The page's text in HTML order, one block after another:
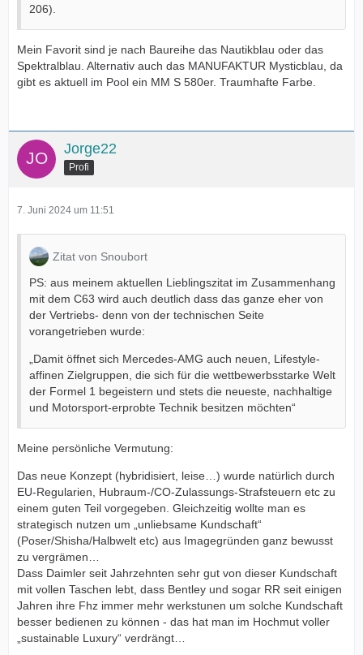
206).
Mein Favorit sind je nach Baureihe das Nautikblau oder das
Spektralblau. Alternativ auch das MANUFAKTUR Mysticblau, da
gibt es aktuell im Pool ein MM S 580er. Traumhafte Farbe.
Jorge22
Profi
7. Juni 2024 um 11:51
Zitat von Snoubort
PS: aus meinem aktuellen Lieblingszitat im Zusammenhang
mit dem C63 wird auch deutlich dass das ganze eher von
der Vertriebs- denn von der technischen Seite
vorangetrieben wurde:
„Damit öffnet sich Mercedes-AMG auch neuen, Lifestyle-
affinen Zielgruppen, die sich für die wettbewerbsstarke Welt
der Formel 1 begeistern und stets die neueste, nachhaltige
und Motorsport-erprobte Technik besitzen möchten“
Meine persönliche Vermutung:
Das neue Konzept (hybridisiert, leise…) wurde natürlich durch
EU-Regularien, Hubraum-/CO-Zulassungs-Strafsteuern etc zu
einem guten Teil vorgegeben. Gleichzeitig wollte man es
strategisch nutzen um „unliebsame Kundschaft“
(Poser/Shisha/Halbwelt etc) aus Imagegründen ganz bewusst
zu vergrämen…
Dass Daimler seit Jahrzehnten sehr gut von dieser Kundschaft
mit vollen Taschen lebt, dass Bentley und sogar RR seit einigen
Jahren ihre Fhz immer mehr werkstunen um solche Kundschaft
besser bedienen zu können - das hat man im Hochmut voller
„sustainable Luxury“ verdrängt…